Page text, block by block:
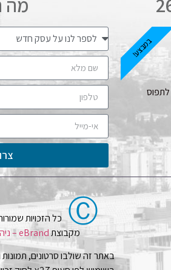
במבצע!
Ⓒ כל הזכויות
מקבוצתeBrand – ניהול מוניטין באינטרנט
באתר זה שולבו סרטונים,